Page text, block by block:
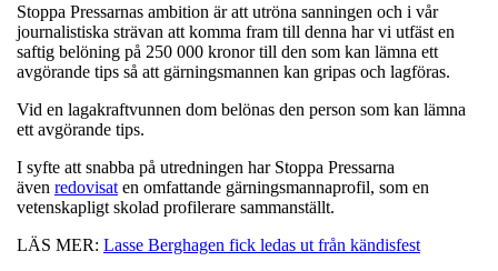
Stoppa Pressarnas ambition är att utröna sanningen och i vår
journalistiska strävan att komma fram till denna har vi utfäst en
saftig belöning på 250 000 kronor till den som kan lämna ett
avgörande tips så att gärningsmannen kan gripas och lagföras.
Vid en lagakraftvunnen dom belönas den person som kan lämna
ett avgörande tips.
I syfte att snabba på utredningen har Stoppa Pressarna
även redovisat en omfattande gärningsmannaprofil, som en
vetenskapligt skolad profilerare sammanställt.
LÄS MER: Lasse Berghagen fick ledas ut från kändisfest